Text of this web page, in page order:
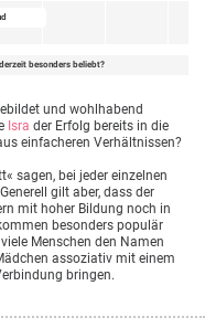
derzeit besonders beliebt?
und wohlhabend
Isra der Erfolg bereits in die
einfacheren Verhältnissen?
sagen, bei jeder einzelnen
gilt aber, dass der
mit hoher Bildung noch in
besonders populär
Menschen den Namen
assoziativ mit einem
bringen.